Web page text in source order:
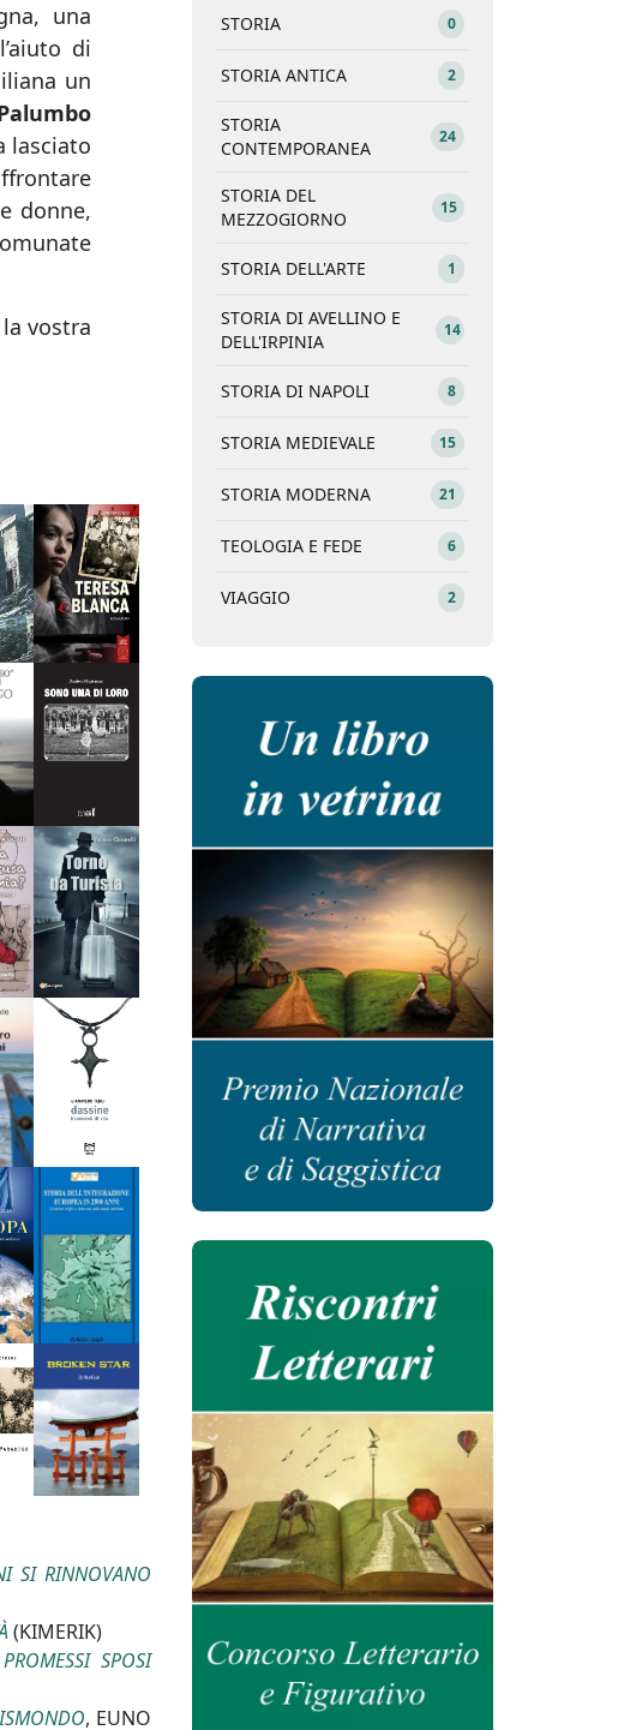
una
di
un
lasciato
donne,
vostra
SI RINNOVANO
(KIMERIK)
SPOSI
, EUNO
STORIA 0
STORIA ANTICA 2
STORIA
CONTEMPORANEA
24
STORIA DEL
MEZZOGIORNO
15
STORIA DELL'ARTE 1
STORIA DI AVELLINO E
DELL'IRPINIA
14
STORIA DI NAPOLI 8
STORIA MEDIEVALE 15
STORIA MODERNA 21
TEOLOGIA E FEDE 6
VIAGGIO 2